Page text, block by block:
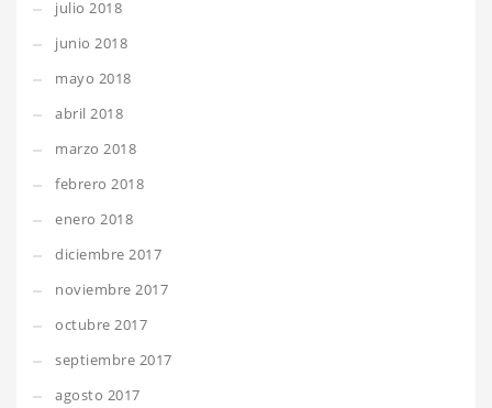
julio 2018
junio 2018
mayo 2018
abril 2018
marzo 2018
febrero 2018
enero 2018
diciembre 2017
noviembre 2017
octubre 2017
septiembre 2017
agosto 2017